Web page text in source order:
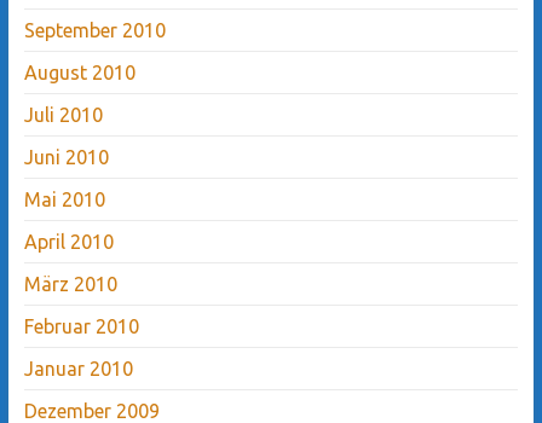
September 2010
August 2010
Juli 2010
Juni 2010
Mai 2010
April 2010
März 2010
Februar 2010
Januar 2010
Dezember 2009